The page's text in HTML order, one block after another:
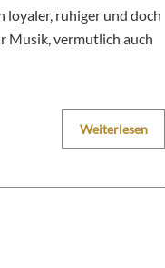
loyaler, ruhiger und doch
Musik, vermutlich auch
Weiterlesen